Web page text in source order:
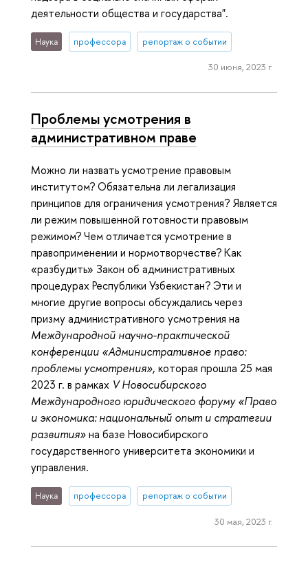
деятельности общества и государства".
Наука профессора репортаж о событии
30 июня, 2023 г.
Проблемы усмотрения в
административном праве
Можно ли назвать усмотрение правовым
институтом? Обязательна ли легализация
принципов для ограничения усмотрения? Является
ли режим повышенной готовности правовым
режимом? Чем отличается усмотрение в
правоприменении и нормотворчестве? Как
«разбудить» Закон об административных
процедурах Республики Узбекистан? Эти и
многие другие вопросы обсуждались через
призму административного усмотрения на
Международной научно-практической
конференции «Административное право:
проблемы усмотрения», которая прошла 25 мая
2023 г. в рамках V Новосибирского
Международного юридического форуму «Право
и экономика: национальный опыт и стратегии
развития»на базе Новосибирского
государственного университета экономики и
управления.
Наука профессора репортаж о событии
30 мая, 2023 г.